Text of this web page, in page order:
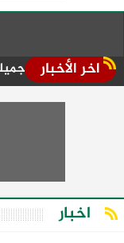
اخر الأخبار
«جميلة يا بلدي»
اخبار